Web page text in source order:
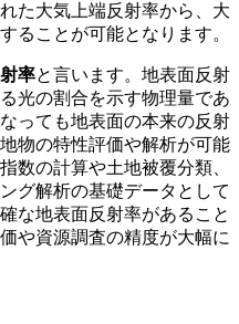
た大気上端反射率から、大
ることが可能となります。
率と言います。地表面反射
光の割合を示す物理量であ
っても地表面の本来の反射
物の特性評価や解析が可能
数の計算や土地被覆分類、
グ解析の基礎データとして
な地表面反射率があること
や資源調査の精度が大幅に